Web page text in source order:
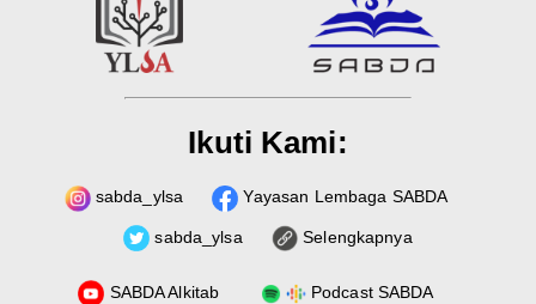
Ikuti Kami:
sabda_ylsa Yayasan Lembaga SABDA
sabda_ylsa Selengkapnya
SABDA Alkitab
Podcast SABDA